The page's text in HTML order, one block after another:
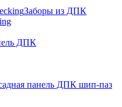
Заборы из ДПК
ДПК
панель ДПК шип-паз